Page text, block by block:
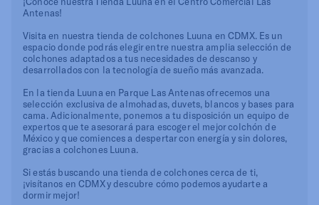
Antenas!
Visita en nuestra tienda de colchones Luuna en CDMX. Es un
espacio donde podrás elegir entre nuestra amplia selección de
colchones adaptados a tus necesidades de descanso y
desarrollados con la tecnología de sueño más avanzada.
En la tienda Luuna en Parque Las Antenas ofrecemos una
selección exclusiva de almohadas, duvets, blancos y bases para
cama. Adicionalmente, ponemos a tu disposición un equipo de
expertos que te asesorará para escoger el mejor colchón de
México y que comiences a despertar con energía y sin dolores,
gracias a colchones Luuna.
Si estás buscando una tienda de colchones cerca de ti,
¡visítanos en CDMX y descubre cómo podemos ayudarte a
dormir mejor!